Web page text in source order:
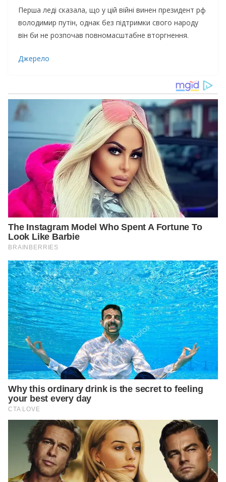
Перша леді сказала, що у цій війні винен президент рф
володимир путін, однак без підтримки свого народу
він би не розпочав повномасштабне вторгнення.
Джерело